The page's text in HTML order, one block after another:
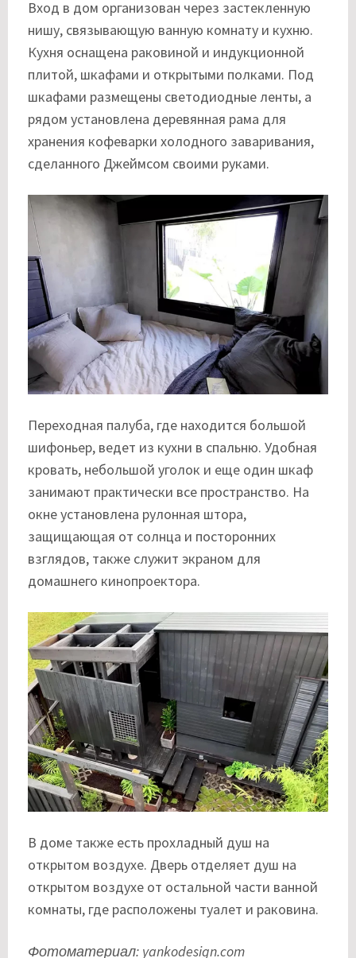
Вход в дом организован через застекленную
нишу, связывающую ванную комнату и кухню.
Кухня оснащена раковиной и индукционной
плитой, шкафами и открытыми полками. Под
шкафами размещены светодиодные ленты, а
рядом установлена деревянная рама для
хранения кофеварки холодного заваривания,
сделанного Джеймсом своими руками.
Переходная палуба, где находится большой
шифоньер, ведет из кухни в спальню. Удобная
кровать, небольшой уголок и еще один шкаф
занимают практически все пространство. На
окне установлена рулонная штора,
защищающая от солнца и посторонних
взглядов, также служит экраном для
домашнего кинопроектора.
В доме также есть прохладный душ на
открытом воздухе. Дверь отделяет душ на
открытом воздухе от остальной части ванной
комнаты, где расположены туалет и раковина.
Фотоматериал: yankodesign.com